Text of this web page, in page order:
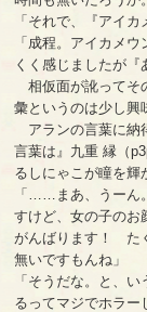
「それで、『アイ
「成程。アイカメ
くく感じましたが『
相仮面が訛ってそ
彙というのは少し興
アランの言葉に納
言葉は』九重 縁（
るしにゃこが瞳を輝
「……まあ、うーん
すけど、女の子のお
がんばります！ た
無いですもんね」
「そうだな。と、
るってマジでホラー